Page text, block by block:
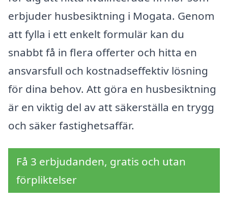
erbjuder husbesiktning i Mogata. Genom
att fylla i ett enkelt formulär kan du
snabbt få in flera offerter och hitta en
ansvarsfull och kostnadseffektiv lösning
för dina behov. Att göra en husbesiktning
är en viktig del av att säkerställa en trygg
och säker fastighetsaffär.
Få 3 erbjudanden, gratis och utan
förpliktelser